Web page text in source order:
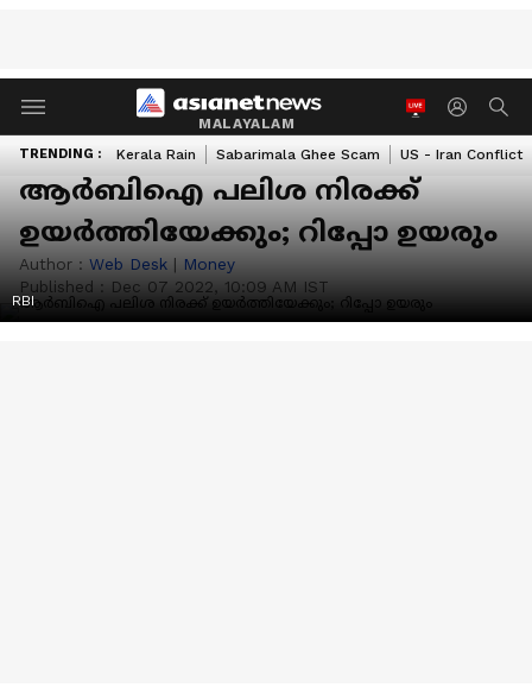
MALAYALAM
TRENDING : Kerala Rain Sabarimala Ghee Scam US - Iran Conflict
ആർബിഐ പലിശ നിരക്ക്
ഉയർത്തിയേക്കും; റിപ്പോ ഉയരും
Author : Web Desk | Money
Published : Dec 07 2022, 10:09 AM IST
RBI